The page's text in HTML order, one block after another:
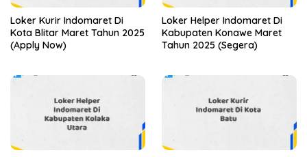
Loker Kurir Indomaret Di
Kota Blitar Maret Tahun 2025
(Apply Now)
Loker Helper Indomaret Di
Kabupaten Konawe Maret
Tahun 2025 (Segera)